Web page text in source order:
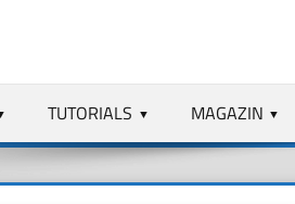
TUTORIALS MAGAZIN